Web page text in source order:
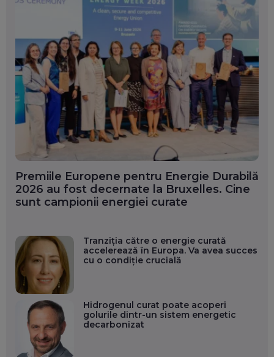
Premiile Europene pentru Energie Durabilă
2026 au fost decernate la Bruxelles. Cine
sunt campionii energiei curate
Tranziția către o energie curată
accelerează în Europa. Va avea succes
cu o condiție crucială
Hidrogenul curat poate acoperi
golurile dintr-un sistem energetic
decarbonizat